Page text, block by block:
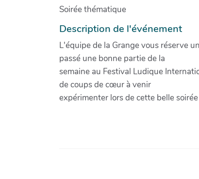
Soirée thématique
Description de l'événement
L'équipe de la Grange vous réserve
passé une bonne partie de la
semaine au Festival Ludique
de coups de cœur à venir
expérimenter lors de cette belle soirée